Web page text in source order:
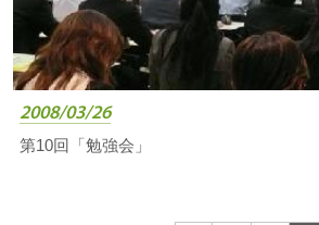
2008/03/26
第10回「勉強会」